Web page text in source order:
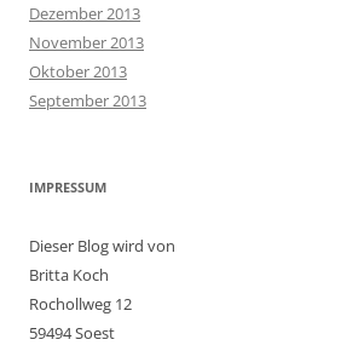
Dezember 2013
November 2013
Oktober 2013
September 2013
IMPRESSUM
Dieser Blog wird von
Britta Koch
Rochollweg 12
59494 Soest